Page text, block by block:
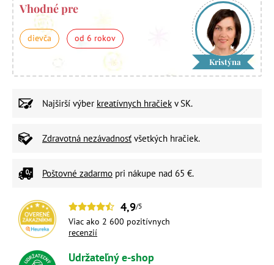
Vhodné pre
dievča od 6 rokov
Kristýna
Najširší výber kreatívnych hračiek v SK.
Zdravotná nezávadnosť všetkých hračiek.
Poštovné zadarmo pri nákupe nad 65 €.
4,9/5
Viac ako 2 600 pozitívnych
recenzií
Udržateľný e-shop